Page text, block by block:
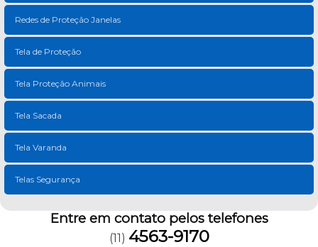
Redes de Proteção Janelas
Tela de Proteção
Tela Proteção Animais
Tela Sacada
Tela Varanda
Telas Segurança
Entre em contato pelos telefones
(11) 4563-9170